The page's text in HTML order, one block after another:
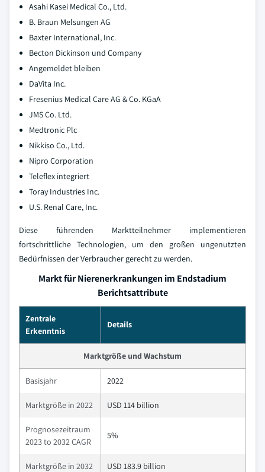
Asahi Kasei Medical Co., Ltd.
B. Braun Melsungen AG
Baxter International, Inc.
Becton Dickinson und Company
Angemeldet bleiben
DaVita Inc.
Fresenius Medical Care AG & Co. KGaA
JMS Co. Ltd.
Medtronic Plc
Nikkiso Co., Ltd.
Nipro Corporation
Teleflex integriert
Toray Industries Inc.
U.S. Renal Care, Inc.
Diese führenden Marktteilnehmer implementieren
fortschrittliche Technologien, um den großen ungenutzten
Bedürfnissen der Verbraucher gerecht zu werden.
Markt für Nierenerkrankungen im Endstadium
Berichtsattribute
Zentrale
Erkenntnis
Details
Marktgröße und Wachstum
Basisjahr 2022
Marktgröße in 2022 USD 114 billion
Prognosezeitraum
2023 to 2032 CAGR
5%
Marktgröße in 2032 USD 183.9 billion